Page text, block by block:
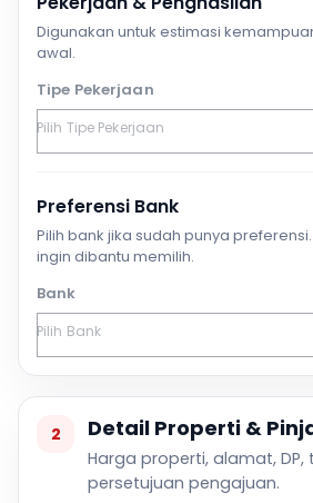
Digunakan untuk estimasi
awal.
Tipe Pekerjaan
Preferensi Bank
Pilih bank jika sudah punya
ingin dibantu memilih.
Bank
2 Detail Properti &
Harga properti, alamat, DP,
persetujuan pengajuan.